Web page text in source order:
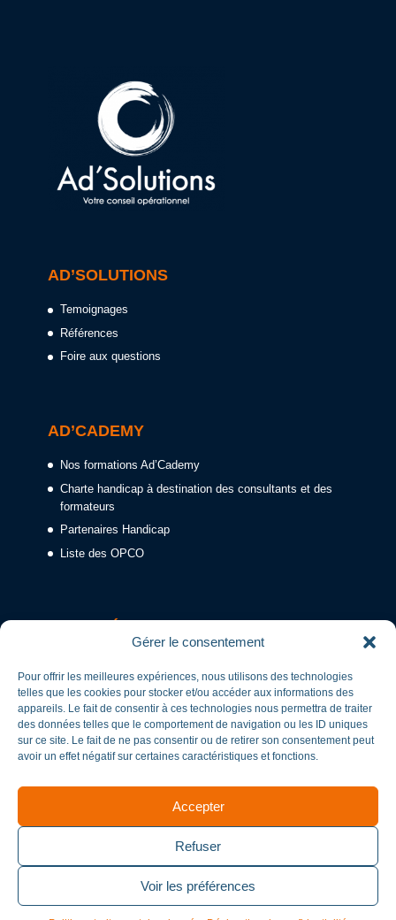
Gérer le consentement
Pour offrir les meilleures expériences, nous utilisons des technologies
telles que les cookies pour stocker et/ou accéder aux informations des
appareils. Le fait de consentir à ces technologies nous permettra de traiter
des données telles que le comportement de navigation ou les ID uniques
sur ce site. Le fait de ne pas consentir ou de retirer son consentement peut
avoir un effet négatif sur certaines caractéristiques et fonctions.
Accepter
Refuser
Voir les préférences
AD’SOLUTIONS
Temoignages
Références
Foire aux questions
AD’CADEMY
Nos formations Ad’Cademy
Charte handicap à destination des consultants et des
formateurs
Partenaires Handicap
Liste des OPCO